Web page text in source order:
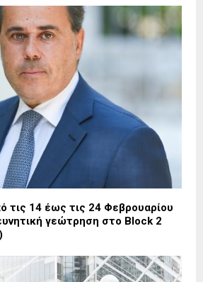
τις 14 έως τις 24 Φεβρουαρίου
γεώτρηση στο Block 2